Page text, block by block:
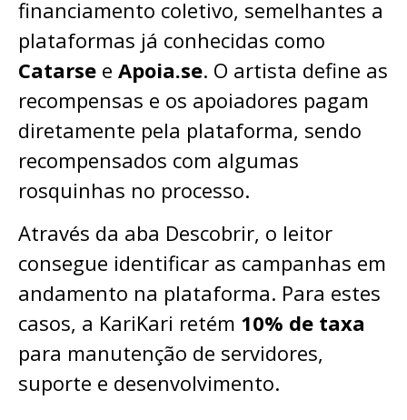
financiamento coletivo, semelhantes a
plataformas já conhecidas como
Catarse e Apoia.se. O artista define as
recompensas e os apoiadores pagam
diretamente pela plataforma, sendo
recompensados com algumas
rosquinhas no processo.
Através da aba Descobrir, o leitor
consegue identificar as campanhas em
andamento na plataforma. Para estes
casos, a KariKari retém 10% de taxa
para manutenção de servidores,
suporte e desenvolvimento.